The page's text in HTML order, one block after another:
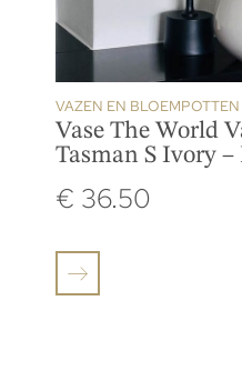
VAZEN EN BLOEMPOTTEN
Vase The World
Tasman S Ivory –
€ 36.50